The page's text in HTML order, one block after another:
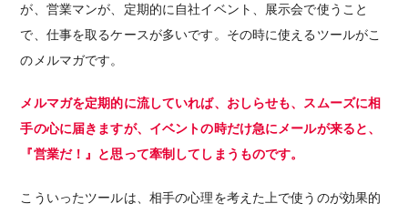
が、営業マンが、定期的に自社イベント、展示会で使うこと
で、仕事を取るケースが多いです。その時に使えるツールがこ
のメルマガです。
メルマガを定期的に流していれば、おしらせも、スムーズに相
手の心に届きますが、 イベントの時だけ急にメールが来ると、
『営業だ！』と思って牽制してしまうものです。
こういったツールは、相手の心理を考えた上で使うのが効果的